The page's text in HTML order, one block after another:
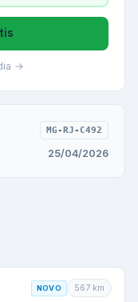
→
MG-RJ-C492
25/04/2026
NOVO 567 km